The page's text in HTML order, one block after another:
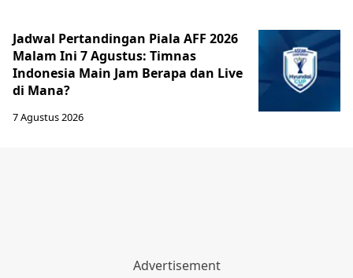
Jadwal Pertandingan Piala AFF 2026
Malam Ini 7 Agustus: Timnas
Indonesia Main Jam Berapa dan Live
di Mana?
7 Agustus 2026